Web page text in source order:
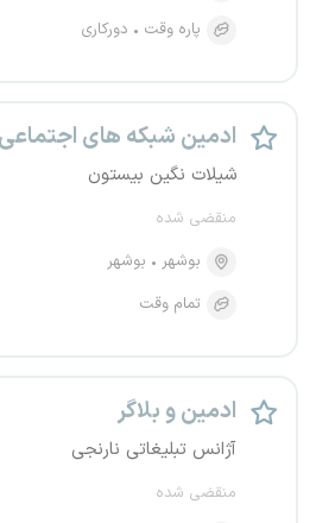
پاره وقت
دورکاری
ادمین شبکه های اجتماعی
شیلات نگین بیستون
منقضی شده
بوشهر
بوشهر
تمام وقت
ادمین و بلاگر
آژانس تبلیغاتی نارنجی
منقضی شده